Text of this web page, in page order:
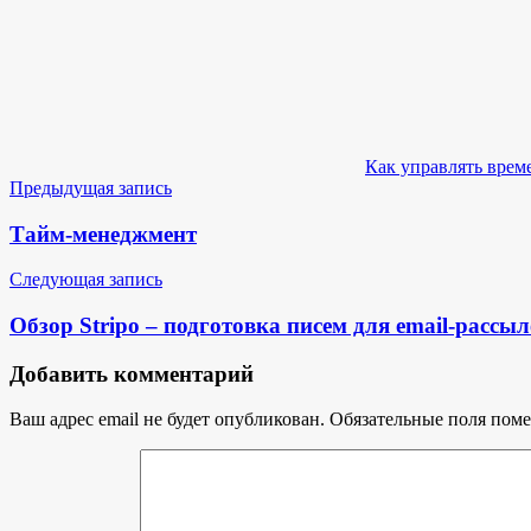
Как управлять
Навигация
по
Предыдущая запись
Тайм-менеджмент
Следующая запись
Обзор Stripo – подготовка писем для email-
Добавить комментарий
Ваш адрес email не будет опубликован. Обязательные поля